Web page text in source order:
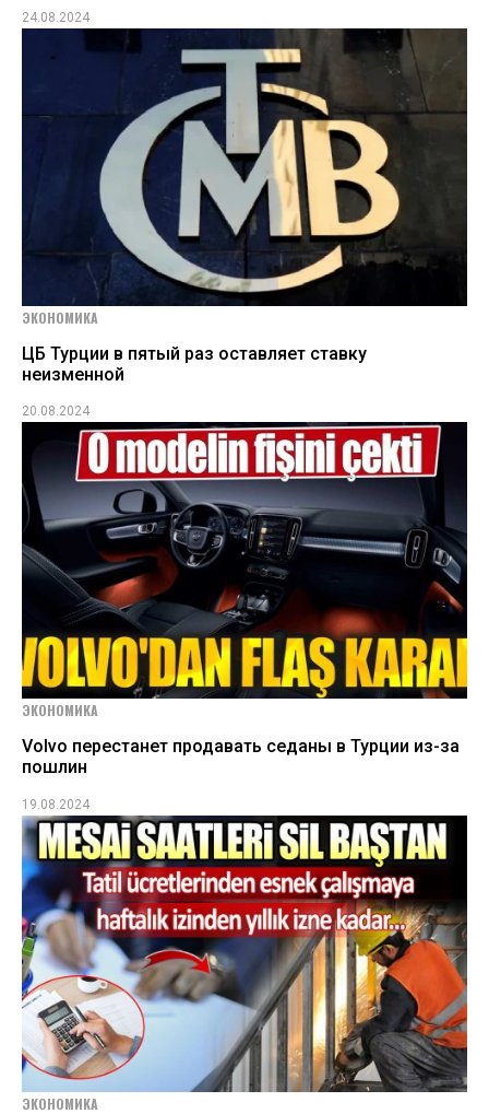
24.08.2024
ЭКОНОМИКА
ЦБ Турции в пятый раз оставляет ставку
неизменной
20.08.2024
ЭКОНОМИКА
Volvo перестанет продавать седаны в Турции из-за
пошлин
19.08.2024
ЭКОНОМИКА